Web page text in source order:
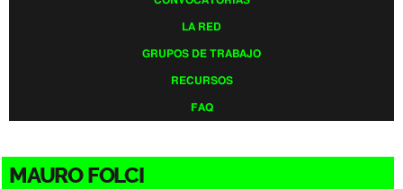
LA RED
GRUPOS DE TRABAJO
RECURSOS
FAQ
MAURO FOLCI